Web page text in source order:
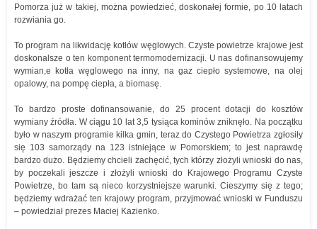
Pomorza już w takiej, można powiedzieć, doskonałej formie, po 10 latach
rozwiania go.
To program na likwidację kotłów węglowych. Czyste powietrze krajowe jest
doskonalsze o ten komponent termomodernizacji. U nas dofinansowujemy
wymian,e kotła węglowego na inny, na gaz ciepło systemowe, na olej
opalowy, na pompę ciepła, a biomasę.
To bardzo proste dofinansowanie, do 25 procent dotacji do kosztów
wymiany źródła. W ciągu 10 lat 3,5 tysiąca kominów zniknęło. Na początku
było w naszym programie kilka gmin, teraz do Czystego Powietrza zgłosiły
się 103 samorządy na 123 istniejące w Pomorskiem; to jest naprawdę
bardzo dużo. Będziemy chcieli zachęcić, tych którzy złożyli wnioski do nas,
by poczekali jeszcze i złożyli wnioski do Krajowego Programu Czyste
Powietrze, bo tam są nieco korzystniejsze warunki. Cieszymy się z tego;
będziemy wdrażać ten krajowy program, przyjmować wnioski w Funduszu
– powiedział prezes Maciej Kazienko.